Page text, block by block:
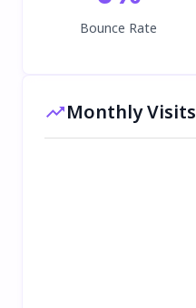
Bounce Rate
Monthly Visits